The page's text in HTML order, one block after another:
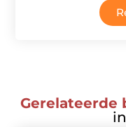
Gerelateerde